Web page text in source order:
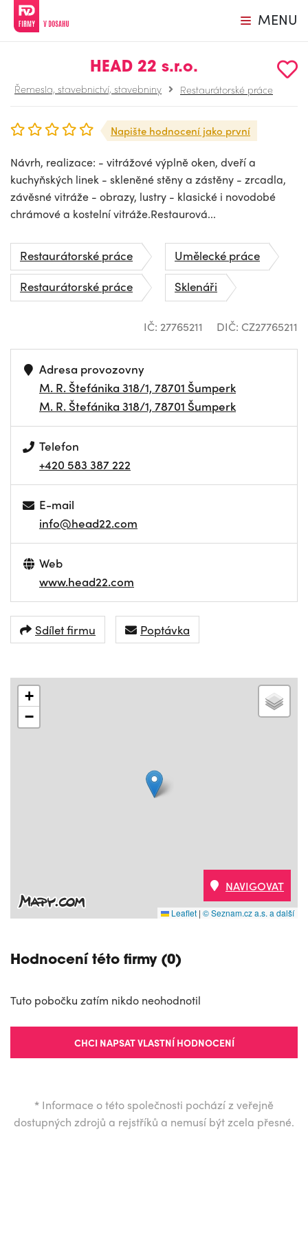
MENU
HEAD 22 s.r.o.
Řemesla, stavebnictví, stavebniny Restaurátorské práce
Napište hodnocení jako první
Návrh, realizace: - vitrážové výplně oken, dveří a
kuchyňských linek - skleněné stěny a zástěny - zrcadla,
závěsné vitráže - obrazy, lustry - klasické i novodobé
chrámové a kostelní vitráže.Restaurová...
Restaurátorské práce
Umělecké práce
Restaurátorské práce
Sklenáři
IČ: 27765211 DIČ: CZ27765211
Adresa provozovny
M. R. Štefánika 318/1, 78701 Šumperk
M. R. Štefánika 318/1, 78701 Šumperk
Telefon
+420 583 387 222
E-mail
info@head22.com
Web
www.head22.com
Sdílet firmu Poptávka
+
−
Leaflet | © Seznam.cz a.s. a další
NAVIGOVAT
Hodnocení této firmy (0)
Tuto pobočku zatím nikdo neohodnotil
CHCI NAPSAT VLASTNÍ HODNOCENÍ
* Informace o této společnosti pochází z veřejně
dostupných zdrojů a rejstříků a nemusí být zcela přesné.